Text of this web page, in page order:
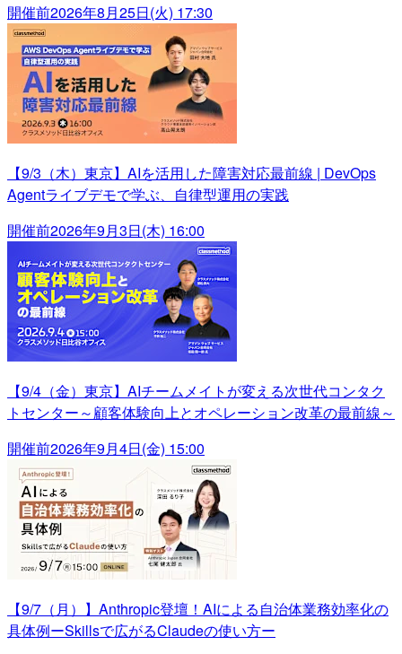
開催前2026年8月25日(火) 17:30
【9/3（木）東京】AIを活用した障害対応最前線 | DevOps
Agentライブデモで学ぶ、自律型運用の実践
開催前2026年9月3日(木) 16:00
【9/4（金）東京】AIチームメイトが変える次世代コンタク
トセンター～顧客体験向上とオペレーション改革の最前線～
開催前2026年9月4日(金) 15:00
【9/7（月）】Anthropic登壇！AIによる自治体業務効率化の
具体例ーSkillsで広がるClaudeの使い方ー